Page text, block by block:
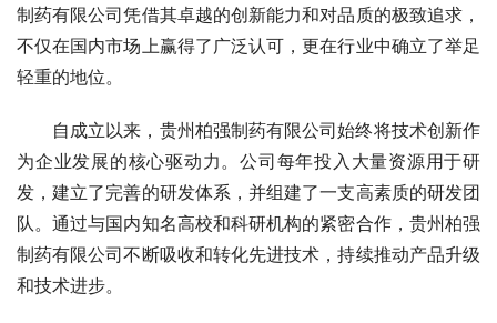
制药有限公司凭借其卓越的创新能力和对品质的极致追求，
不仅在国内市场上赢得了广泛认可，更在行业中确立了举足
轻重的地位。
自成立以来，贵州柏强制药有限公司始终将技术创新作
为企业发展的核心驱动力。公司每年投入大量资源用于研
发，建立了完善的研发体系，并组建了一支高素质的研发团
队。通过与国内知名高校和科研机构的紧密合作，贵州柏强
制药有限公司不断吸收和转化先进技术，持续推动产品升级
和技术进步。